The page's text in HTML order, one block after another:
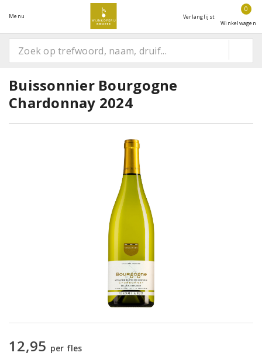
Menu Verlanglijst
0
Winkelwagen
Buissonnier Bourgogne
Chardonnay 2024
12,95 per fles